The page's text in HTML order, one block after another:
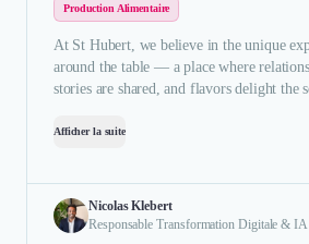
Production Alimentaire
At St Hubert, we believe in the unique
around the table — a place where
stories are shared, and flavors delight the
Afficher la suite
Nicolas Klebert
Responsable Transformation Digitale & IA